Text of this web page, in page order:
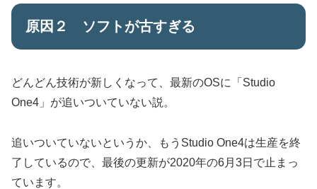
原因２ ソフトが古すぎる
どんどん技術が新しくなって、最新のOSに「Studio
One4」が追いついていない説。
追いついていないというか、もうStudio One4は生産を終
了しているので、最後の更新が2020年の6月3日で止まっ
ています。